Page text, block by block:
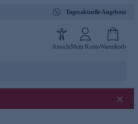
Tagesaktuelle Angebote
AnsichtMein KontoWarenkorb